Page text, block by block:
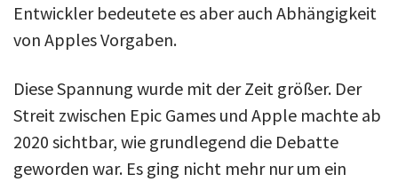
Entwickler bedeutete es aber auch Abhängigkeit
von Apples Vorgaben.
Diese Spannung wurde mit der Zeit größer. Der
Streit zwischen Epic Games und Apple machte ab
2020 sichtbar, wie grundlegend die Debatte
geworden war. Es ging nicht mehr nur um ein